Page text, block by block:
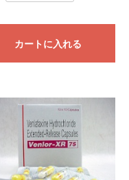
カートに入れる